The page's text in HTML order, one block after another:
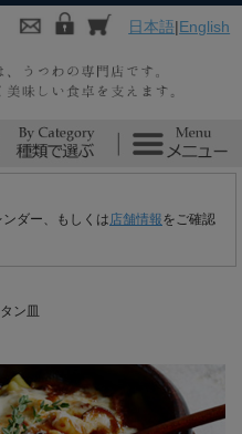
日本語|English
ダー、もしくは 店舗情報をご確認
ン皿